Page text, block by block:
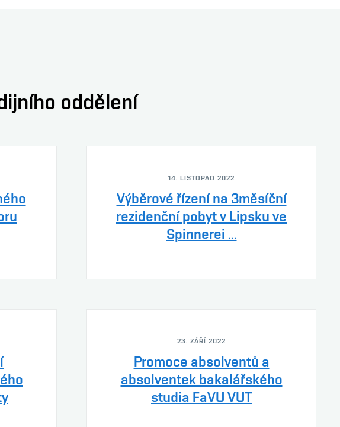
oddělení
14. LISTOPAD 2022
Výběrové řízení na 3měsíční
rezidenční pobyt v Lipsku ve
Spinnerei ...
23. ZÁŘÍ 2022
Promoce absolventů a
absolventek bakalářského
studia FaVU VUT